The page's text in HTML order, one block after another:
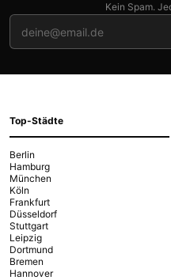
Kein Spam.
Top-Städte
Berlin
Hamburg
München
Köln
Frankfurt
Düsseldorf
Stuttgart
Leipzig
Dortmund
Bremen
Hannover